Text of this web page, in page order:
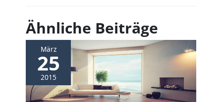
Ähnliche Beiträge
März
25
2015